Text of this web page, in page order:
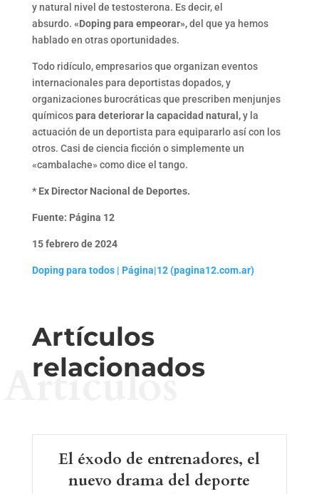
y natural nivel de testosterona. Es decir, el
absurdo. «Doping para empeorar»,del que ya hemos
hablado en otras oportunidades.
Todo ridículo, empresarios que organizan eventos
internacionales para deportistas dopados, y
organizaciones burocráticas que prescriben menjunjes
químicospara deteriorar la capacidad natural,y la
actuación de un deportista para equipararlo así con los
otros. Casi de ciencia ficción o simplemente un
«cambalache» como dice el tango.
* Ex Director Nacional de Deportes.
Fuente: Página 12
15 febrero de 2024
Doping para todos | Página|12 (pagina12.com.ar)
Artículos
relacionados
Artículos
El éxodo de entrenadores, el
nuevo drama del deporte